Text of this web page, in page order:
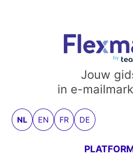
Jouw
in e-
NL EN FR DE